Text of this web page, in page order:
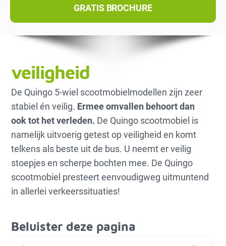
GRATIS BROCHURE
veiligheid
De Quingo 5-wiel scootmobielmodellen zijn zeer
stabiel én veilig. Ermee omvallen behoort dan
ook tot het verleden. De Quingo scootmobiel is
namelijk uitvoerig getest op veiligheid en komt
telkens als beste uit de bus. U neemt er veilig
stoepjes en scherpe bochten mee. De Quingo
scootmobiel presteert eenvoudigweg uitmuntend
in allerlei verkeerssituaties!
Beluister deze pagina